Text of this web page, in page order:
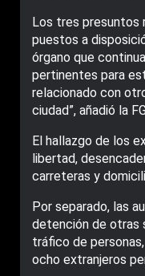
Los tres presuntos
puestos a
órgano que
pertinentes para
relacionado con
ciudad”, añadió la
El hallazgo de los
libertad,
carreteras y
Por separado, las
detención de otras
tráfico de
ocho extranjeros